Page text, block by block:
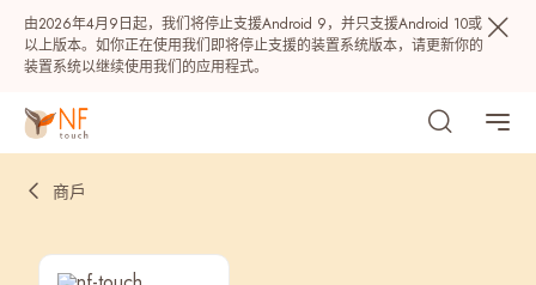
由2026年4月9日起，我们将停止支援Android 9，并只支援Android 10或
以上版本。如你正在使用我们即将停止支援的装置系统版本，请更新你的
装置系统以继续使用我们的应用程式。
商戶